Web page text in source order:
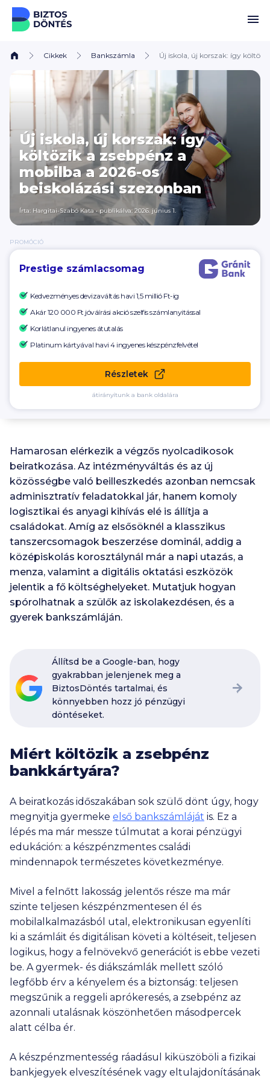
Ugrás a tartalomhoz
Cikkek Bankszámla Új iskola, új korszak: így
Új iskola, új korszak: így
költözik a zsebpénz a
mobilba a 2026-os
beiskolázási szezonban
Írta: Hargitai-Szabó Kata• publikálva: 2026. június 1.
PROMÓCIÓ
Prestige számlacsomag
Kedvezményes devizaváltás havi 1,5 millió Ft-ig
Akár 120 000 Ft jóváírási akció szelfis számlanyitással
Korlátlanul ingyenes átutalás
Platinum kártyával havi 4 ingyenes készpénzfelvétel
Részletek
átirányítunk a bank oldalára
Hamarosan elérkezik a végzős nyolcadikosok
beiratkozása. Az intézményváltás és az új
közösségbe való beilleszkedés azonban nemcsak
adminisztratív feladatokkal jár, hanem komoly
logisztikai és anyagi kihívás elé is állítja a
családokat. Amíg az elsősöknél a klasszikus
tanszercsomagok beszerzése dominál, addig a
középiskolás korosztálynál már a napi utazás, a
menza, valamint a digitális oktatási eszközök
jelentik a fő költséghelyeket. Mutatjuk hogyan
spórolhatnak a szülők az iskolakezdésen, és a
gyerek bankszámláján.
Állítsd be a Google-ban, hogy
gyakrabban jelenjenek meg a
BiztosDöntés tartalmai, és
könnyebben hozz jó pénzügyi
döntéseket.
Miért költözik a zsebpénz
bankkártyára?
A beiratkozás időszakában sok szülő dönt úgy, hogy
megnyitja gyermeke első bankszámláját is. Ez a
lépés ma már messze túlmutat a korai pénzügyi
edukáción: a készpénzmentes családi
mindennapok természetes következménye.
Mivel a felnőtt lakosság jelentős része ma már
szinte teljesen készpénzmentesen él és
mobilalkalmazásból utal, elektronikusan egyenlíti
ki a számláit és digitálisan követi a költéseit, teljesen
logikus, hogy a felnövekvő generációt is ebbe vezeti
be. A gyermek- és diákszámlák mellett szóló
legfőbb érv a kényelem és a biztonság: teljesen
megszűnik a reggeli aprókeresés, a zsebpénz az
azonnali utalásnak köszönhetően másodpercek
alatt célba ér.
A készpénzmentesség ráadásul kiküszöböli a fizikai
bankjegyek elveszítésének vagy eltulajdonításának